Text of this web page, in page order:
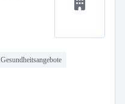
Gesundheitsangebote